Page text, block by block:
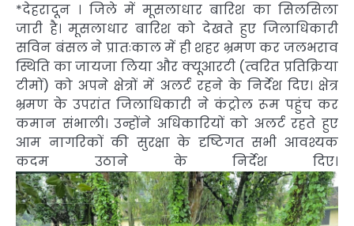
*देहरादून । जिले में मूसलाधार बारिश का सिलसिला
जारी है। मूसलाधार बारिश को देखते हुए जिलाधिकारी
सविन बंसल ने प्रातःकाल में ही शहर भ्रमण कर जलभराव
स्थिति का जायजा लिया और क्यूआरटी (त्वरित प्रतिक्रिया
टीमों) को अपने क्षेत्रों में अलर्ट रहने के निर्देश दिए। क्षेत्र
भ्रमण के उपरांत जिलाधिकारी ने कंट्रोल रूम पहुंच कर
कमान संभाली। उन्होंने अधिकारियों को अलर्ट रहते हुए
आम नागरिकों की सुरक्षा के दृष्टिगत सभी आवश्यक
कदम उठाने के निर्देश दिए।